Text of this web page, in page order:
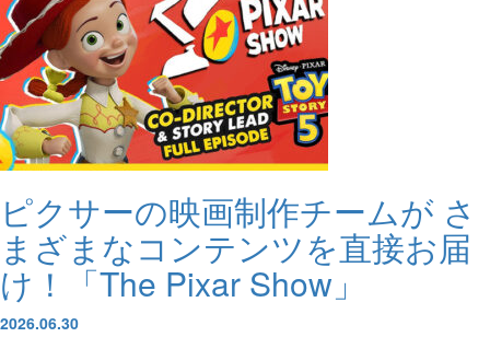
ピクサーの映画制作チームが さ
まざまなコンテンツを直接お届
け！「The Pixar Show」
2026.06.30